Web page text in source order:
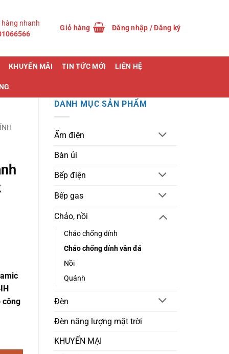
nhanh
Giỏ hàng Đăng nhập / Đăng ký
KHUYẾN MÃI TIN TỨC MỚI LIÊN HỆ
DANH MỤC SẢN PHẨM
Ấm điện
Bàn ủi
Bếp điện
Bếp gas
Chảo, nồi
Chảo chống dính
Chảo chống dính vân đá
Nồi
Quánh
Đèn
Đèn năng lượng mặt trời
KHUYẾN MẠI
công
ngọc 24 cm Green Cook GCP06-24IH công nghệ Hàn Quốc số